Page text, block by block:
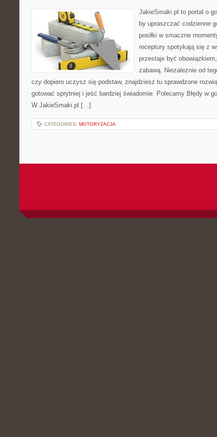
JakieSmaki.pl to portal o
by upraszczać codzienne
posiłki w smaczne
receptury spotykają się z
przestaje być
zabawą. Niezależnie od
czy dopiero uczysz się podstaw, znajdziesz tu sprawdzone
gotować sprytniej i jeść bardziej świadomie. Polecamy Błędy w
W JakieSmaki.pl […]
CATEGORIES: MOTORYZACJA